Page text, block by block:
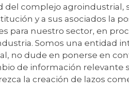
del complejo agroindustrial,
y a sus asociados la
para nuestro sector, en
Somos una entidad
no dude en ponerse en
de información relevante
la creación de lazos